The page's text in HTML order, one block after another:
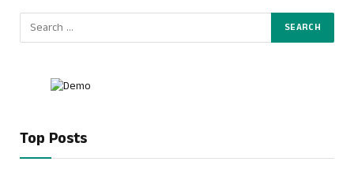
Top Posts